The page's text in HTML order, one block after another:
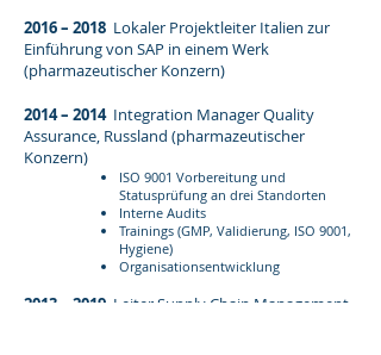
2016 – 2018 Lokaler Projektleiter Italien zur
Einführung von SAP in einem Werk
(pharmazeutischer Konzern)
2014 – 2014Integration Manager Quality
Assurance, Russland (pharmazeutischer
Konzern)
ISO 9001 Vorbereitung und
Statusprüfung an drei Standorten
Interne Audits
Trainings (GMP, Validierung, ISO 9001,
Hygiene)
Organisationsentwicklung
2013 – 2019 Leiter Supply Chain Management